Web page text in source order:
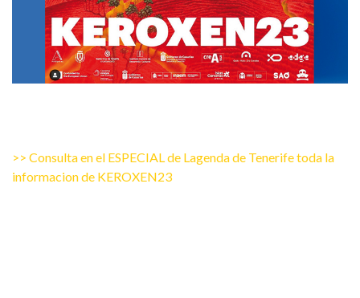
>> Consulta en el ESPECIAL de Lagenda de Tenerife toda la
informacion de KEROXEN23